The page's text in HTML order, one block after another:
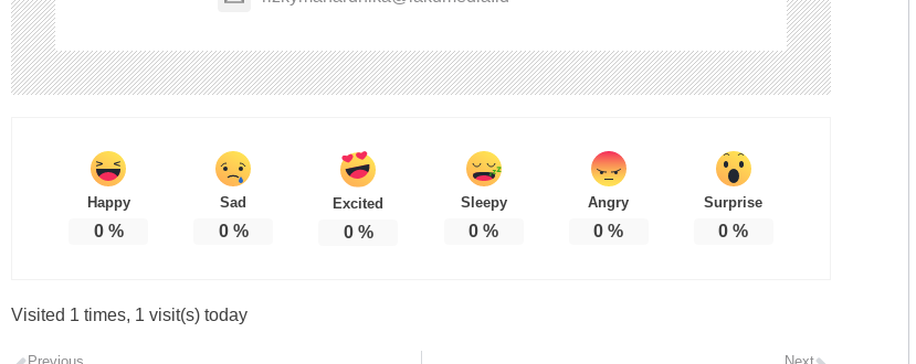
Happy
0%
Sad
0%
Excited
0%
Sleepy
0 %
Angry
0 %
Surprise
0 %
Visited 1 times, 1 visit(s) today